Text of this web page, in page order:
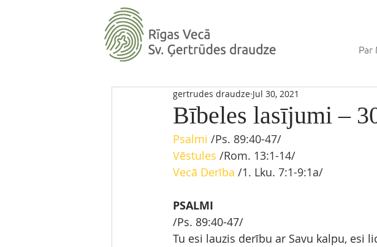
Par
Bībeles lasījumi –
gertrudes draudze Jul 30, 2021
Psalmi /Ps. 89:40-47/
Vēstules /Rom. 13:1-14/
Vecā Derība /1. Lku. 7:1-9:1a/
PSALMI
/Ps. 89:40-47/
Tu esi lauzis derību ar Savu kalpu, esi